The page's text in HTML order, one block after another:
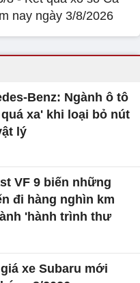
nay ngày 3/8/2026
Benz: Ngành ô tô
xa' khi loại bỏ nút
lý
VF 9 biến những
đi hàng nghìn km
'hành trình thư
xe Subaru mới